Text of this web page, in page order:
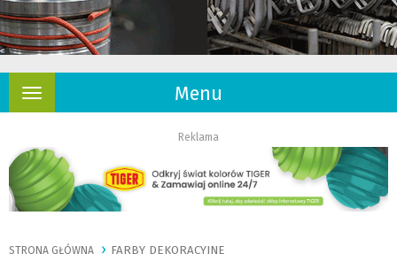
Menu
Rozwiń
Reklama
STRONA GŁÓWNA FARBY DEKORACYJNE